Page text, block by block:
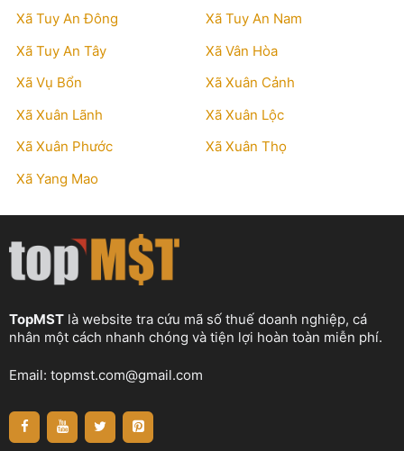
Xã Tuy An Đông
Xã Tuy An Nam
Xã Tuy An Tây
Xã Vân Hòa
Xã Vụ Bổn
Xã Xuân Cảnh
Xã Xuân Lãnh
Xã Xuân Lộc
Xã Xuân Phước
Xã Xuân Thọ
Xã Yang Mao
TopMST là website tra cứu mã số thuế doanh nghiệp, cá
nhân một cách nhanh chóng và tiện lợi hoàn toàn miễn phí.
Email: topmst.com@gmail.com